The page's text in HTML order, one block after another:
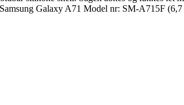
Galaxy A71 Model nr: SM-A715F